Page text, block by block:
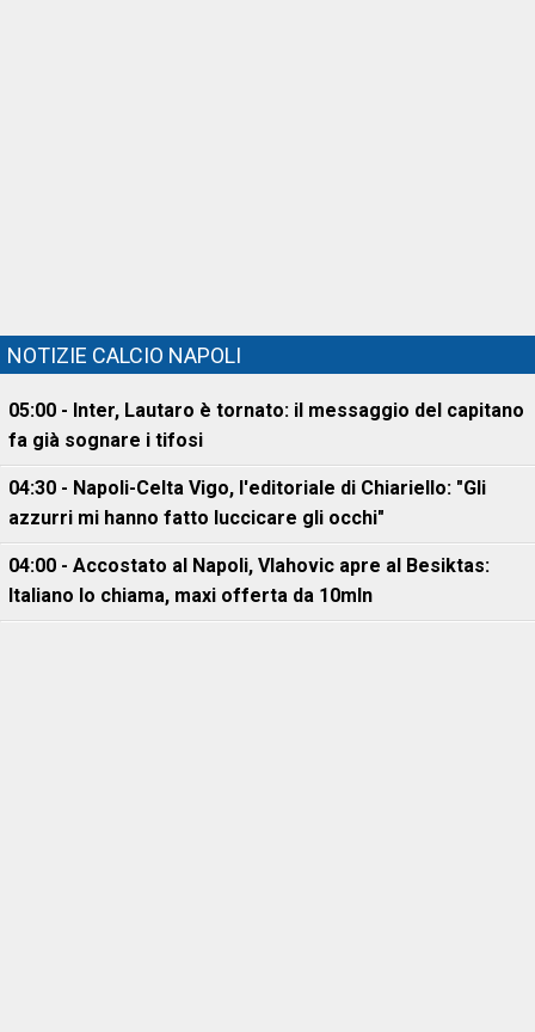
NOTIZIE CALCIO NAPOLI
05:00 - Inter, Lautaro è tornato: il messaggio del capitano
fa già sognare i tifosi
04:30 - Napoli-Celta Vigo, l'editoriale di Chiariello: "Gli
azzurri mi hanno fatto luccicare gli occhi"
04:00 - Accostato al Napoli, Vlahovic apre al Besiktas:
Italiano lo chiama, maxi offerta da 10mln